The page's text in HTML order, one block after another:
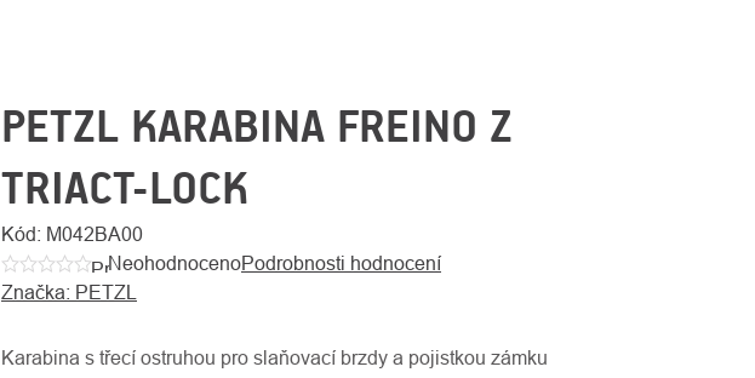
PETZL KARABINA FREINO Z
TRIACT-LOCK
Kód: M042BA00
Průměrné
hodnocení
je
NeohodnocenoPodrobnosti hodnocení
Značka: PETZL
Karabina s třecí ostruhou pro slaňovací brzdy a pojistkou zámku